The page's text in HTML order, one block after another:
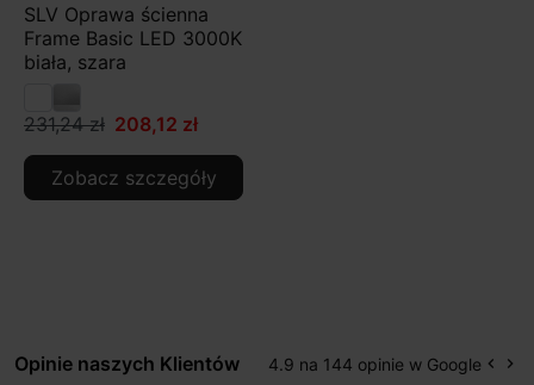
SLV Oprawa ścienna
Frame Basic LED 3000K
biała, szara
231,24 zł 208,12 zł
Zobacz szczegóły
Opinie naszych Klientów 4.9 na 144 opinie w Google keyboard_arrow_left keyboard_arrow_right